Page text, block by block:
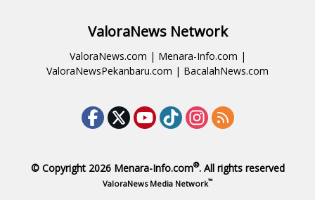
ValoraNews Network
ValoraNews.com | Menara-Info.com |
ValoraNewsPekanbaru.com | BacalahNews.com
© Copyright 2026 Menara-Info.com®. All rights reserved
ValoraNews Media Network™